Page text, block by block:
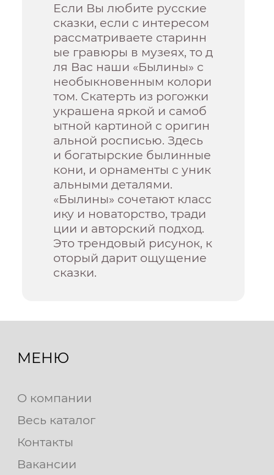
Если Вы любите русские
сказки, если с интересом
рассматриваете старинн
ые гравюры в музеях, то д
ля Вас наши «Былины» с
необыкновенным колори
том. Скатерть из рогожки
украшена яркой и самоб
ытной картиной с оригин
альной росписью. Здесь
и богатырские былинные
кони, и орнаменты с уник
альными деталями.
«Былины» сочетают класс
ику и новаторство, тради
ции и авторский подход.
Это трендовый рисунок, к
оторый дарит ощущение
сказки.
МЕНЮ
О компании
Весь каталог
Контакты
Вакансии